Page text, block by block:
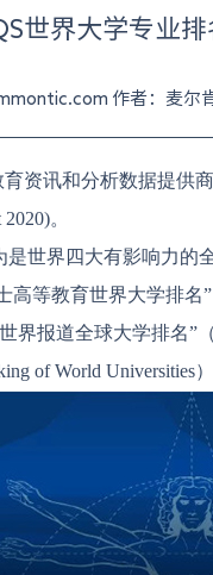
世界大学专业
作者：麦尔
资讯和分析数据提供
。
是世界四大有影响力的
等教育世界大学排名”
界报道全球大学排名”
of World Universities）